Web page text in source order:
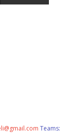
Teams: